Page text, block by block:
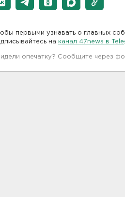
первыми узнавать о главных
на канал 47news в
опечатку? Сообщите через